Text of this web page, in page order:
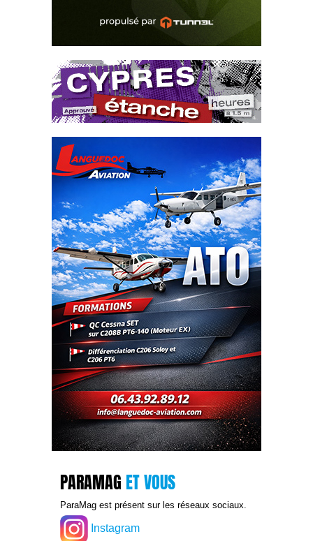
PARAMAG ET VOUS
ParaMag est présent sur les réseaux sociaux.
Instagram